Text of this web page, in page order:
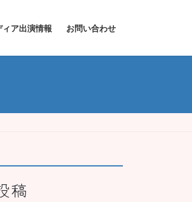
ィア出演情報 お問い合わせ
稿